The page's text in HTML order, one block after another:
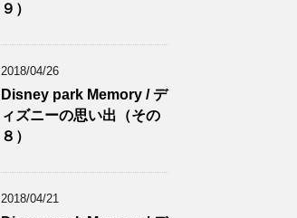
９）
2018/04/26
Disney park Memory / デ
ィズニーの思い出（その
８）
2018/04/21